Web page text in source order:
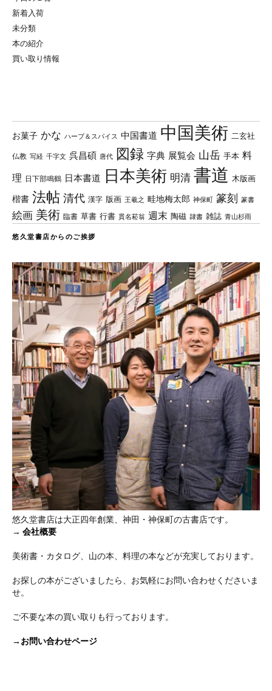
新着入荷
未分類
本の紹介
買い取り情報
お菓子 かな ハーブ＆スパイス 中国書道 中国美術 二玄社
仏教 写経 千字文 呉昌碩 唐代 図録 字典 展覧会 山岳 手本 料
理 日下部鳴鶴 日本書道 日本美術 明清 書道 木版画
楷書 法帖 清代 漢字 版画 王羲之 畦地梅太郎 神保町 篆刻 篆書
絵画 美術 臨書 草書 行書 貫名菘翁 週末 陶磁 隷書 雑誌 青山杉雨
悠久堂書店からのご挨拶
悠久堂書店は大正四年創業、神田・神保町の古書店です。
→ 会社概要
美術書・カタログ、山の本、料理の本などが充実しております。
お探しの本がございましたら、お気軽にお問い合わせくださいま
せ。
ご不要な本の買い取りも行っております。
→お問い合わせページ